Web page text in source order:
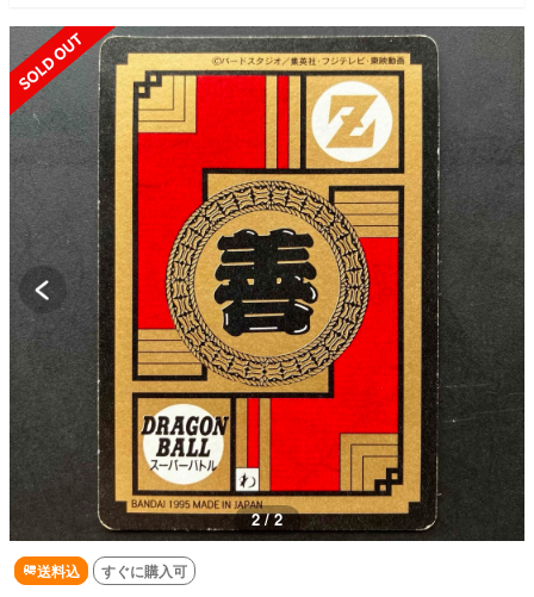
SOLD OUT
1 / 2
送料込 すぐに購入可